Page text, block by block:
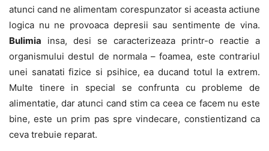
atunci cand ne alimentam corespunzator si aceasta actiune
logica nu ne provoaca depresii sau sentimente de vina.
Bulimia insa, desi se caracterizeaza printr-o reactie a
organismului destul de normala – foamea, este contrariul
unei sanatati fizice si psihice, ea ducand totul la extrem.
Multe tinere in special se confrunta cu probleme de
alimentatie, dar atunci cand stim ca ceea ce facem nu este
bine, este un prim pas spre vindecare, constientizand ca
ceva trebuie reparat.